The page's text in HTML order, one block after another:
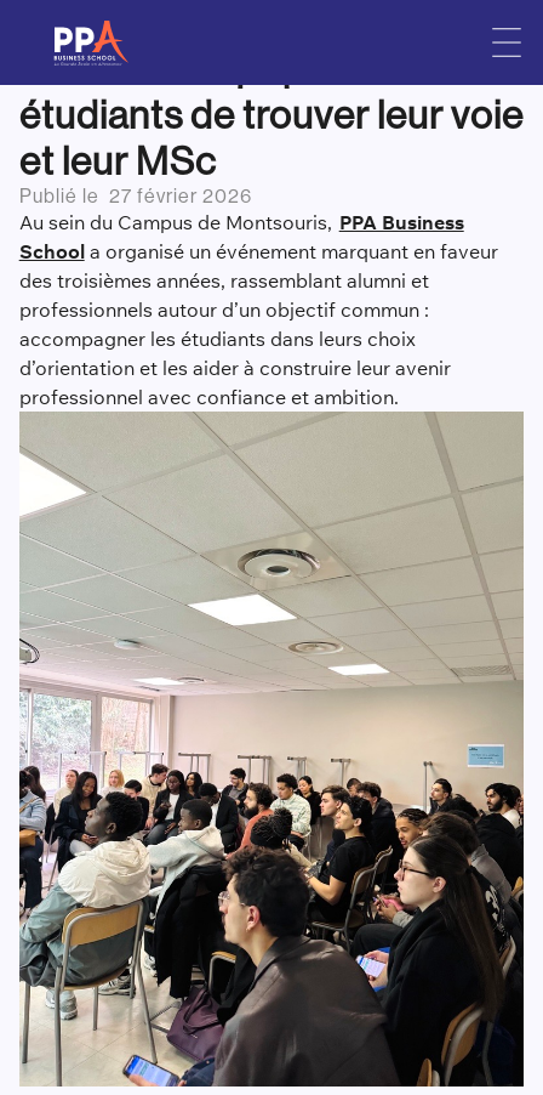
Boost Your Future : un
événement qui permet aux
étudiants de trouver leur voie
et leur MSc
Publié le 27 février 2026
Au sein du Campus de Montsouris, PPA Business
Schoola organisé un événement marquant en faveur
des troisièmes années, rassemblant alumni et
professionnels autour d’un objectif commun :
accompagner les étudiants dans leurs choix
d’orientation et les aider à construire leur avenir
professionnel avec confiance et ambition.